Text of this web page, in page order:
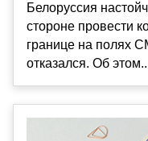
Белоруссия
стороне провести
границе на полях
отказался. Об